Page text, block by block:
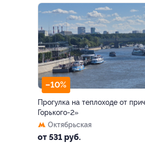
–10%
Прогулка на теплоходе от
Горького-2»
Октябрьская
от 531 руб.